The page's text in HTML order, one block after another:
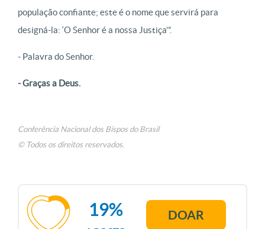
população confiante; este é o nome que servirá para
designá-la: ‘O Senhor é a nossa Justiça’”.
- Palavra do Senhor.
- Graças a Deus.
Conferência Nacional dos Bispos do Brasil
© Todos os direitos reservados.
19% DOAR